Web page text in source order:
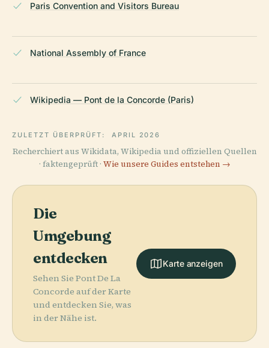
Paris Convention and Visitors Bureau
National Assembly of France
Wikipedia — Pont de la Concorde (Paris)
ZULETZT ÜBERPRÜFT: APRIL 2026
Recherchiert aus Wikidata, Wikipedia und offiziellen Quellen
· faktengeprüft · Wie unsere Guides entstehen →
Die
Umgebung
entdecken
Sehen Sie Pont De La
Concorde auf der Karte
und entdecken Sie, was
in der Nähe ist.
Karte anzeigen